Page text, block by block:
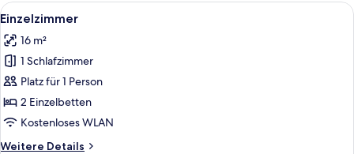
Alle
Fotos
für
Einzelzimmer
anzeigen
Ein Hotelzimmer mit Holztisch,
4
Einzelzimmer
16 m²
1 Schlafzimmer
Platz für 1 Person
2 Einzelbetten
Kostenloses WLAN
Weitere Details
Weitere